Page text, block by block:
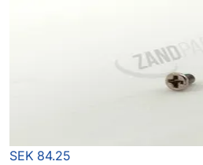
SEK 84.25